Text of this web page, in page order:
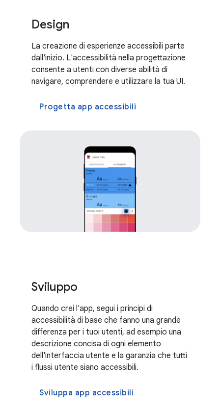
Design
La creazione di esperienze accessibili parte
dall'inizio. L'accessibilità nella progettazione
consente a utenti con diverse abilità di
navigare, comprendere e utilizzare la tua UI.
Progetta app accessibili
Sviluppo
Quando crei l'app, segui i principi di
accessibilità di base che fanno una grande
differenza per i tuoi utenti, ad esempio una
descrizione concisa di ogni elemento
dell'interfaccia utente e la garanzia che tutti
i flussi utente siano accessibili.
Sviluppa app accessibili